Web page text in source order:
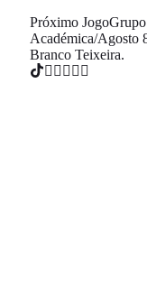
Próximo Jogo
Académica/Agosto
Branco Teixeira.